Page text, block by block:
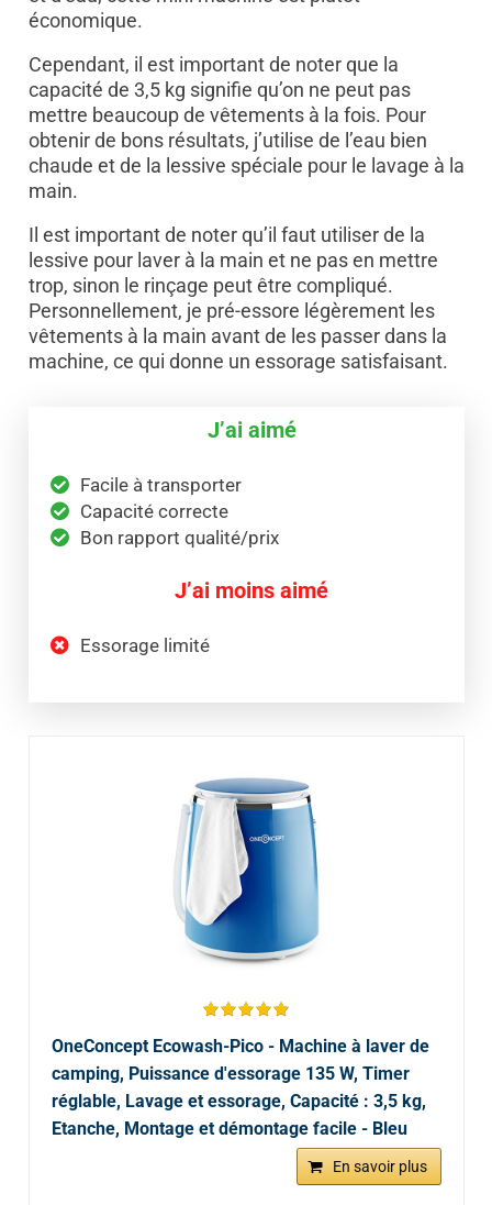
économique.
Cependant, il est important de noter que la
capacité de 3,5 kg signifie qu’on ne peut pas
mettre beaucoup de vêtements à la fois. Pour
obtenir de bons résultats, j’utilise de l’eau bien
chaude et de la lessive spéciale pour le lavage à la
main.
Il est important de noter qu’il faut utiliser de la
lessive pour laver à la main et ne pas en mettre
trop, sinon le rinçage peut être compliqué.
Personnellement, je pré-essore légèrement les
vêtements à la main avant de les passer dans la
machine, ce qui donne un essorage satisfaisant.
J’ai aimé
Facile à transporter
Capacité correcte
Bon rapport qualité/prix
J’ai moins aimé
Essorage limité
OneConcept Ecowash-Pico - Machine à laver de
camping, Puissance d'essorage 135 W, Timer
réglable, Lavage et essorage, Capacité : 3,5 kg,
Etanche, Montage et démontage facile - Bleu
En savoir plus